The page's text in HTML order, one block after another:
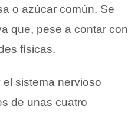
o azúcar común. Se
que, pese a contar con
físicas.
sistema nervioso
de unas cuatro